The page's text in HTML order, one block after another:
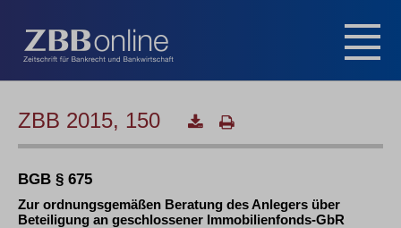
ZBB 2015, 150
BGB § 675
Zur ordnungsgemäßen Beratung des Anlegers über
Beteiligung an geschlossener Immobilienfonds-GbR